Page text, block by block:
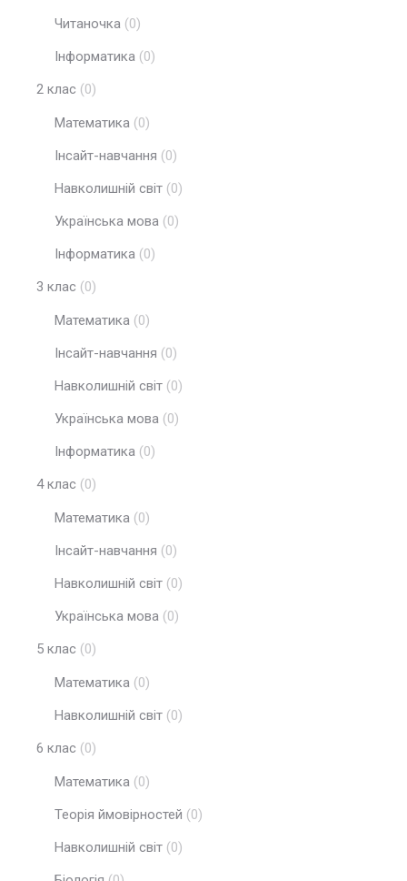
Читаночка (0)
Інформатика (0)
2 клас (0)
Математика (0)
Інсайт-навчання (0)
Навколишній світ (0)
Українська мова (0)
Інформатика (0)
3 клас (0)
Математика (0)
Інсайт-навчання (0)
Навколишній світ (0)
Українська мова (0)
Інформатика (0)
4 клас (0)
Математика (0)
Інсайт-навчання (0)
Навколишній світ (0)
Українська мова (0)
5 клас (0)
Математика (0)
Навколишній світ (0)
6 клас (0)
Математика (0)
Теорія ймовірностей (0)
Навколишній світ (0)